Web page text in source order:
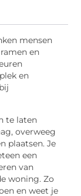
mensen
en
en
te laten
overweeg
plaatsen. Je
een
van
woning. Zo
en weet je